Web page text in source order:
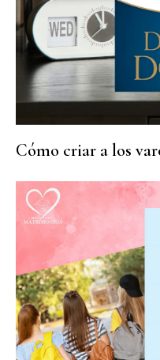
Cómo criar a los